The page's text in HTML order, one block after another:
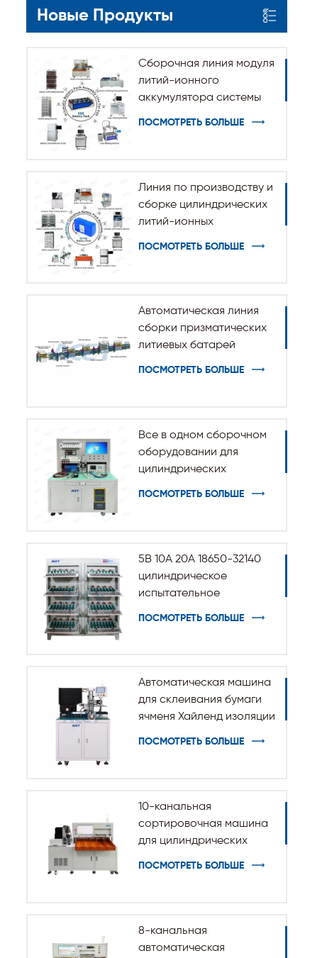
Новые Продукты
Сборочная линия модуля
литий-ионного
аккумулятора системы
ПОСМОТРЕТЬ БОЛЬШЕ
Линия по производству и
сборке цилиндрических
литий-ионных
ПОСМОТРЕТЬ БОЛЬШЕ
Автоматическая линия
сборки призматических
литиевых батарей
ПОСМОТРЕТЬ БОЛЬШЕ
Все в одном сборочном
оборудовании для
цилиндрических
ПОСМОТРЕТЬ БОЛЬШЕ
5В 10А 20А 18650-32140
цилиндрическое
испытательное
ПОСМОТРЕТЬ БОЛЬШЕ
Автоматическая машина
для склеивания бумаги
ячменя Хайленд изоляции
ПОСМОТРЕТЬ БОЛЬШЕ
10-канальная
сортировочная машина
для цилиндрических
ПОСМОТРЕТЬ БОЛЬШЕ
8-канальная
автоматическая